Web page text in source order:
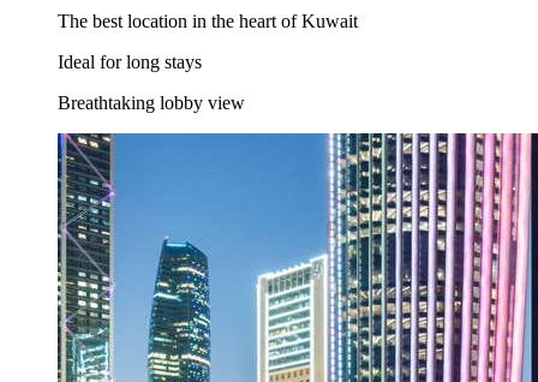
The best location in the heart of Kuwait
Ideal for long stays
Breathtaking lobby view